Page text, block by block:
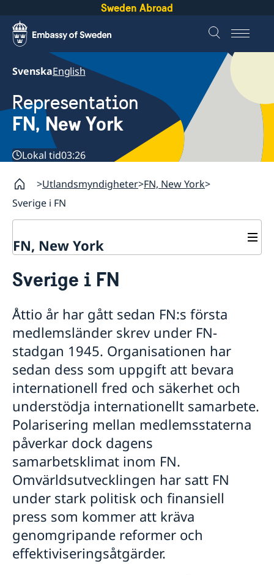
Sweden Abroad
SvenskaEnglish
Representation
FN, New York
Lokal tid03:26
Utlandsmyndigheter FN, New York
Sverige i FN
FN, New York
Våra medarbetare
Handläggare för protokollära och
värdlandsrelaterade frågor
Kontakt
Praktiktjänstgöring
Regler för praktiktjänstgöring
Sverige i FN
FN i korthet
Social Media
Svenskar i FN
Jobb, praktik och volontärarbete
Möt svenskar i FN
Martin Moks
Sofia Calltorp
Michaela Friberg-Storey
Niklas Skogsjö
Toloe Masori
Fredrick Lee-Ohlsson
Sarah Hilding der Weduwen
Daniel Roos
Sverige i FN
Åttio år har gått sedan FN:s första
medlemsländer skrev under FN-
stadgan 1945. Organisationen har
sedan dess som uppgift att bevara
internationell fred och säkerhet och
understödja internationellt samarbete.
Polarisering mellan medlemsstaterna
påverkar dock dagens
samarbetsklimat inom FN.
Omvärldsutvecklingen har satt FN
under stark politisk och finansiell
press som kommer att kräva
genomgripande reformer och
effektiviseringsåtgärder.